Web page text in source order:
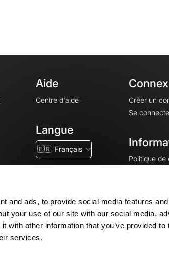
and ads, to provide social media features
your use of our site with our social media,
with other information that you’ve provided to
services.
Aide
Centre d'aide
Langue
🇫🇷 Français
Créer un
Se
Politique de
Mentions
Paramètres